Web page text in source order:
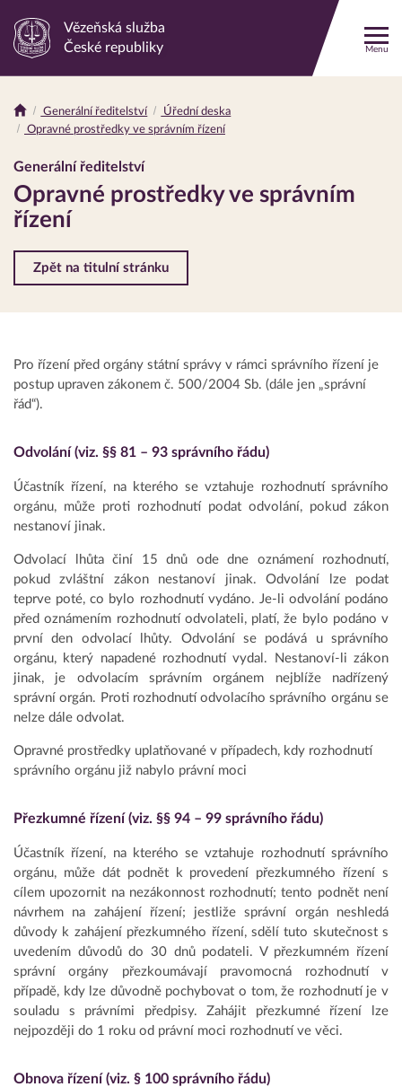
Odkaz
stránku
Vězeňská služba
České republiky
Menu
Drobečková
Generální ředitelství
Úřední deska
Opravné prostředky ve správním řízení
Generální ředitelství
Opravné prostředky ve správním
řízení
Zpět na titulní stránku
Pro řízení před orgány státní správy v rámci správního řízení je
postup upraven zákonem č. 500/2004 Sb. (dále jen „správní
řád“).
Odvolání (viz. §§ 81 – 93 správního řádu)
Účastník řízení, na kterého se vztahuje rozhodnutí správního
orgánu, může proti rozhodnutí podat odvolání, pokud zákon
nestanoví jinak.
Odvolací lhůta činí 15 dnů ode dne oznámení rozhodnutí,
pokud zvláštní zákon nestanoví jinak. Odvolání lze podat
teprve poté, co bylo rozhodnutí vydáno. Je-li odvolání podáno
před oznámením rozhodnutí odvolateli, platí, že bylo podáno v
první den odvolací lhůty. Odvolání se podává u správního
orgánu, který napadené rozhodnutí vydal. Nestanoví-li zákon
jinak, je odvolacím správním orgánem nejblíže nadřízený
správní orgán. Proti rozhodnutí odvolacího správního orgánu se
nelze dále odvolat.
Opravné prostředky uplatňované v případech, kdy rozhodnutí
správního orgánu již nabylo právní moci
Přezkumné řízení (viz. §§ 94 – 99 správního řádu)
Účastník řízení, na kterého se vztahuje rozhodnutí správního
orgánu, může dát podnět k provedení přezkumného řízení s
cílem upozornit na nezákonnost rozhodnutí; tento podnět není
návrhem na zahájení řízení; jestliže správní orgán neshledá
důvody k zahájení přezkumného řízení, sdělí tuto skutečnost s
uvedením důvodů do 30 dnů podateli. V přezkumném řízení
správní orgány přezkoumávají pravomocná rozhodnutí v
případě, kdy lze důvodně pochybovat o tom, že rozhodnutí je v
souladu s právními předpisy. Zahájit přezkumné řízení lze
nejpozději do 1 roku od právní moci rozhodnutí ve věci.
Obnova řízení (viz. § 100 správního řádu)